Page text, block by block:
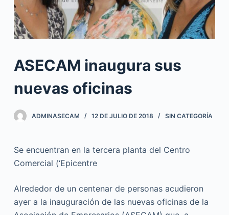
ASECAM inaugura sus
nuevas oficinas
ADMINASECAM 12 DE JULIO DE 2018 SIN CATEGORÍA
Se encuentran en la tercera planta del Centro
Comercial (‘Epicentre
Alrededor de un centenar de personas acudieron
ayer a la inauguración de las nuevas oficinas de la